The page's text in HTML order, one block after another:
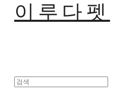
이루다펫